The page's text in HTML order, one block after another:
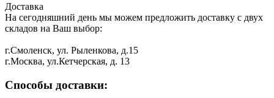
Доставка
На сегодняшний день мы можем предложить доставку с двух
складов на Ваш выбор:
г.Смоленск, ул. Рыленкова, д.15
г.Москва, ул.Кетчерская, д. 13
Способы доставки: